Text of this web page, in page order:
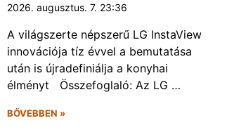
2026. augusztus. 7. 23:36
A világszerte népszerű LG InstaView
innovációja tíz évvel a bemutatása
után is újradefiniálja a konyhai
élményt Összefoglaló: Az LG …
BŐVEBBEN »